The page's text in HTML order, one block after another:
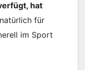
hat
für
im Sport